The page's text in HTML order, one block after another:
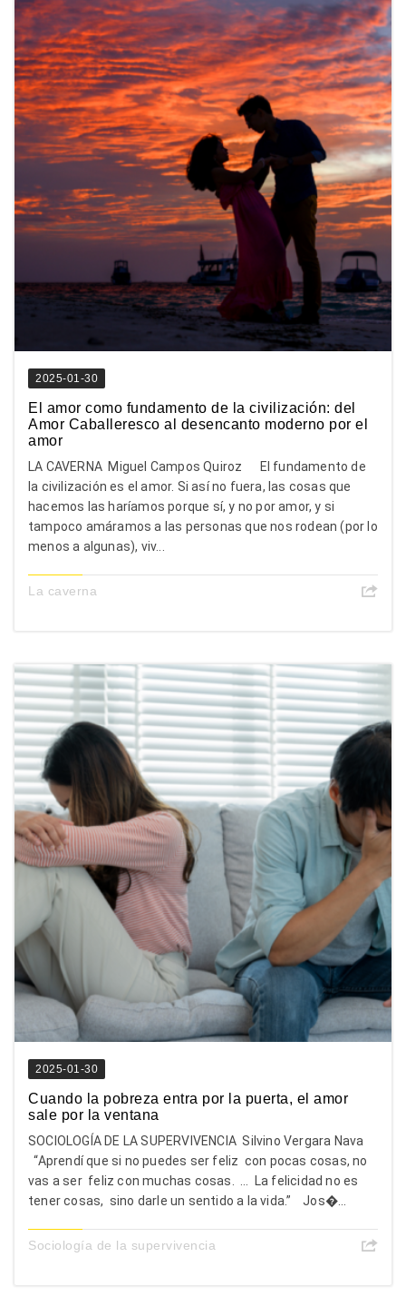
2025-01-30
El amor como fundamento de la civilización: del
Amor Caballeresco al desencanto moderno por el
amor
LA CAVERNA Miguel Campos Quiroz El fundamento de
la civilización es el amor. Si así no fuera, las cosas que
hacemos las haríamos porque sí, y no por amor, y si
tampoco amáramos a las personas que nos rodean (por lo
menos a algunas), viv...
La caverna
2025-01-30
Cuando la pobreza entra por la puerta, el amor
sale por la ventana
SOCIOLOGÍA DE LA SUPERVIVENCIA Silvino Vergara Nava
“Aprendí que si no puedes ser feliz con pocas cosas, no
vas a ser feliz con muchas cosas. … La felicidad no es
tener cosas, sino darle un sentido a la vida.” Jos�...
Sociología de la supervivencia